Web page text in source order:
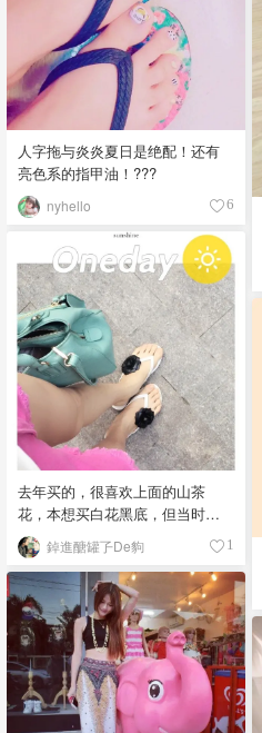
人字拖与炎炎夏日是绝配！还有
亮色系的指甲油！???
nyhello 6
去年买的，很喜欢上面的山茶
花，本想买白花黑底，但当时只
有这个配色了，纠结了半天还是
入了，结果意外好看也好搭，今
年仍然很喜欢，夏天就是人字拖
和T-shirt短裤的季节啊～
鋽進醣罐孒De豿 1